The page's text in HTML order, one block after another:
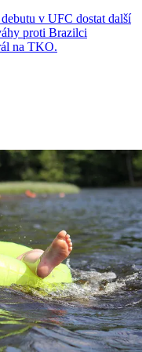
v UFC dostat další
proti Brazilci
na TKO.